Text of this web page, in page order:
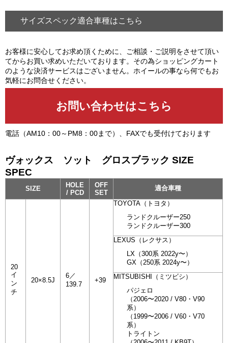
サイズスペック適合車種はこちら
お客様に安心してお求め頂くために、ご相談・ご説明をさせて頂い
てからお買い求めいただいております。その為ショッピングカート
のような決済サービスはございません。ホイールの事なら何でもお
気軽にお問合せください。
電話（AM10：00～PM8：00まで）、FAXでも受付けております
ヴォックス ソット グロスブラック SIZE
SPEC
SIZE
HOLE
/ PCD
OFF
SET
適合車種
20
イ
ン
チ
20×8.5J
6／
139.7
+39
TOYOTA（トヨタ）
ランドクルーザー250
ランドクルーザー300
LEXUS（レクサス）
LX（300系 2022y〜）
GX（250系 2024y〜）
MITSUBISHI（ミツビシ）
パジェロ
（2006〜2020 / V80・V90
系）
（1999〜2006 / V60・V70
系）
トライトン